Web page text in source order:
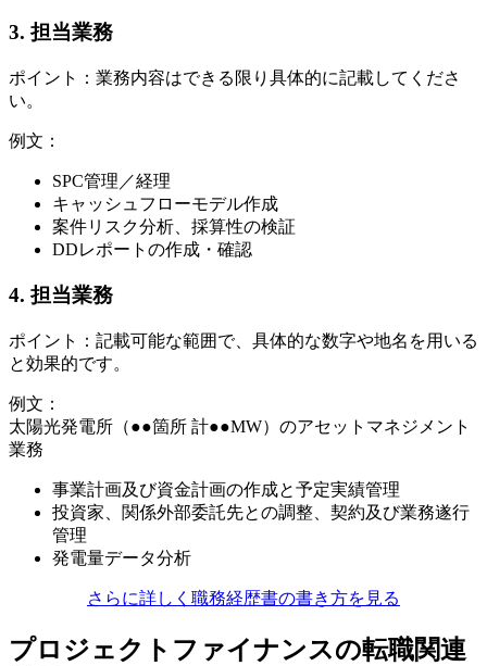
3. 担当業務
ポイント：業務内容はできる限り具体的に記載してくださ
い。
例文：
SPC管理／経理
キャッシュフローモデル作成
案件リスク分析、採算性の検証
DDレポートの作成・確認
4. 担当業務
ポイント：記載可能な範囲で、具体的な数字や地名を用いる
と効果的です。
例文：
太陽光発電所（●●箇所 計●●MW）のアセットマネジメント
業務
事業計画及び資金計画の作成と予定実績管理
投資家、関係外部委託先との調整、契約及び業務遂行
管理
発電量データ分析
さらに詳しく職務経歴書の書き方を見る
プロジェクトファイナンスの転職関連